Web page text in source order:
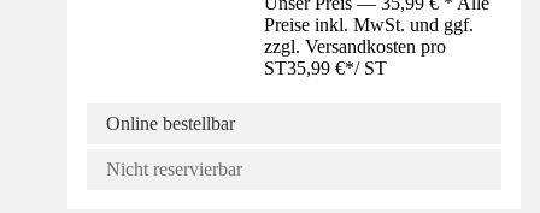
Preise inkl. MwSt. und ggf.
zzgl. Versandkosten pro
ST35,99 €*/ ST
Online bestellbar
Nicht reservierbar